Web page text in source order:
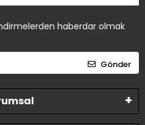
haberdar olmak
Gönder